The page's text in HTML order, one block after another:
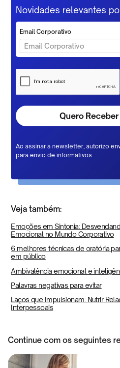
Novidades relevantes
Email Corporativo
Ao assinar a newsletter, autorizo
para envio de informativos.
Veja também:
Emoções em Sintonia:
Emocional no Mundo Corporativo
6 melhores técnicas de oratória
em público
Ambivalência emocional e
Palavras negativas para evitar
Laços que Impulsionam: Nutrir
Interpessoais
Continue com os seguintes